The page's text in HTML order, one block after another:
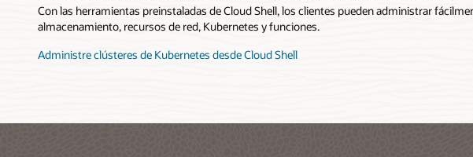
Con las herramientas preinstaladas de Cloud Shell, los clientes pueden administrar
almacenamiento, recursos de red, Kubernetes y funciones.
Administre clústeres de Kubernetes desde Cloud Shell